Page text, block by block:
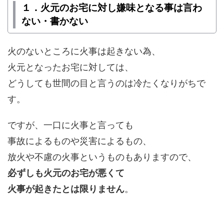
１．火元のお宅に対し嫌味となる事は言わ
ない・書かない
火のないところに火事は起きない為、
火元となったお宅に対しては、
どうしても世間の目と言うのは冷たくなりがちで
す。
ですが、一口に火事と言っても
事故によるものや災害によるもの、
放火や不慮の火事というものもありますので、
必ずしも火元のお宅が悪くて
火事が起きたとは限りません。